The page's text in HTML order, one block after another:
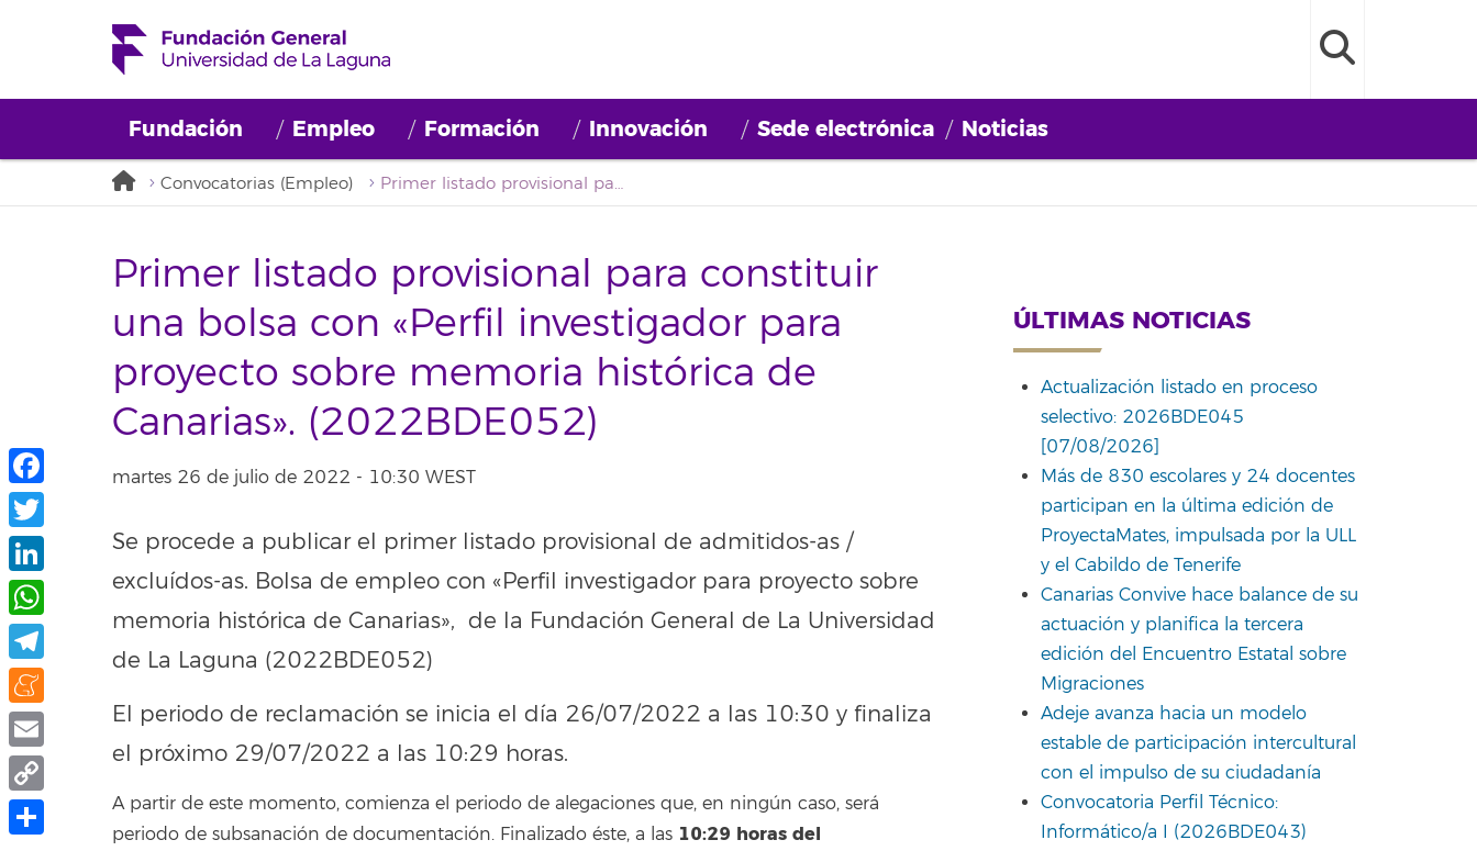
Fundación Empleo Formación Innovación Sede electrónica Noticias
Convocatorias (Empleo) Primer listado provisional para constituir una bolsa con «Perfil investigador para proyecto sobre memoria histórica de Canarias». (2022BDE052)
Primer listado provisional para constituir
una bolsa con «Perfil investigador para
proyecto sobre memoria histórica de
Canarias». (2022BDE052)
martes 26 de julio de 2022 - 10:30 WEST
Se procede a publicar el primer listado provisional de admitidos-as /
excluídos-as. Bolsa de empleo con «Perfil investigador para proyecto sobre
memoria histórica de Canarias», de la Fundación General de La Universidad
de La Laguna (2022BDE052)
El periodo de reclamación se inicia el día 26/07/2022 a las 10:30 y finaliza
el próximo 29/07/2022 a las 10:29 horas.
A partir de este momento, comienza el periodo de alegaciones que, en ningún caso, será
periodo de subsanación de documentación. Finalizado éste, a las 10:29 horas del
ÚLTIMAS NOTICIAS
Actualización listado en proceso
selectivo: 2026BDE045
[07/08/2026]
Más de 830 escolares y 24 docentes
participan en la última edición de
ProyectaMates, impulsada por la ULL
y el Cabildo de Tenerife
Canarias Convive hace balance de su
actuación y planifica la tercera
edición del Encuentro Estatal sobre
Migraciones
Adeje avanza hacia un modelo
estable de participación intercultural
con el impulso de su ciudadanía
Convocatoria Perfil Técnico:
Informático/a I (2026BDE043)
Facebook
Twitter
LinkedIn
WhatsApp
Telegram
Meneame
Email
Copy